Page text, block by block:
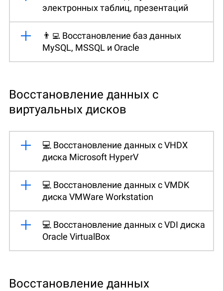
электронных таблиц, презентаций
👨‍💻 Восстановление баз данных
MySQL, MSSQL и Oracle
Восстановление данных с
виртуальных дисков
💻 Восстановление данных с VHDX
диска Microsoft HyperV
💻 Восстановление данных с VMDK
диска VMWare Workstation
💻 Восстановление данных с VDI диска
Oracle VirtualBox
Восстановление данных